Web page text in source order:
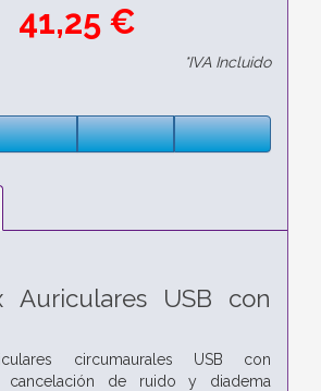
41,25 €
*IVA Incluido
Auriculares USB con
circumaurales USB con
cancelación de ruido y diadema